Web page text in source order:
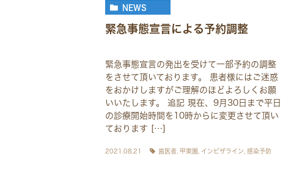
NEWS
緊急事態宣言による予約調整
緊急事態宣言の発出を受けて一部予約の調整
をさせて頂いております。 患者様にはご迷惑
をおかけしますがご理解のほどよろしくお願
いいたします。 追記 現在、9月30日まで平日
の診療開始時間を10時からに変更させて頂い
ております […]
2021.08.21 歯医者 甲東園 インビザライン 感染予防